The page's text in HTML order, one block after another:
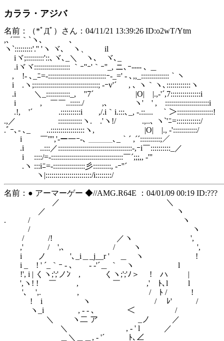
カララ・アジバ
名前：（*ﾟДﾟ）さん：04/11/21 13:39:26 ID:o2wT/Ytm
,､´￣｀`ヽ､ ､
ヽ`:::::::::'.'' 'ヽ ヾ､ ヽ、 il
iヾ;:::::::::'::､ヾ､_＼ ヽ､ ヾ､_
.iヾヾ:::::::::::::::::: ｀ｰ''ｰ'｀ｰ''_, ニ､ｰ---- ､ ＿
, !- ､_ﾆ=-:::::::::::::::::::::::::::::ｰ-_=' - ､,,_::::::::::::::｀ヽ
i .ヽ;::::::::::::::::::::::::::::::::; -ｰv'´ , ､ ヽ｀ヽ､::::::::::::ヽ
.i ＼_::::::::::::_, ''7´ |O| |.,-'´,7:::::::::::::::i
i , ￣￣..:::::./ ,､ ヽ' ' ,ゝ::::::::::::::::::::::i
.!, '´ .::::::::::i ,/.i｀i.:::､_, -.::.... ｀＞::::::::::::::::::!
.,／ ::::::::::::ヽ. .'ヽ!/ .,..､ ヽ`'ﾆ=::::::::::::/
.ﾞｰ､- ､_ ..:::::::::::::::::ヽ, |O| |., -'::::::::::::/
i ￣'''','-ー一ｰ-､ ＿＿＿､_｀´ ,´´::::::::::;／
.i ..:::／:::::::::::::::::::::::::::::::::::::-,ｰi￣::::::::::_／
i ::::/=-::::::::::::::::::::::::::::::::::::￣´;;;,, -'''
.ヽ :::iﾆ=-::::::::::::::::彡:::::::::, -ｰ''´
ヽ|:::::::::::::::::::::::/i::::::::/
名前：● アーマーゲー ◆//AMG.R64E ：04/01/09 00:19 ID:???
／ ＼
／ ヽ
. / ヽ
/ ヽ
/ /! ／ヽ ',
,' / ',､ / ヽ ',
i ノ '､_i＿_j__r ' ＿ ヽ !
i _ ! ' ´_｀ｰ - ､ - ‐'´＿ ｀ ヽ l
!', i | くヽ;';'ノﾝ , くヽ;';'ﾉ＞ ! ハ |
',ヽ! ! ￣ , ￣ ,' ﾄ､l l
'､ ',. , / ﾄ / !
! i ヽ / ﾚ' /
ヽ_i , - - ､ ＜ /
＼ ヽ二 ア _ノ ／
＼ , - ' l ／
＿＼＿＿, - '´ ﾄ､∠